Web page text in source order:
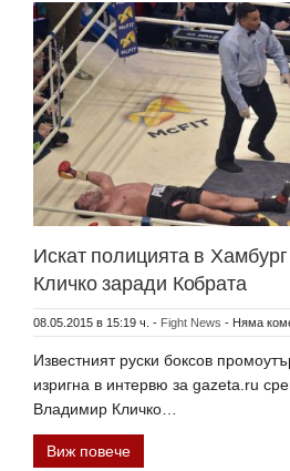
Искат полицията в
Кличко заради Кобрата
08.05.2015 в 15:19 ч. - Fight News - Няма
Известният руски боксов
изригна в интервю за gazeta.ru
Владимир Кличко…
Виж повече